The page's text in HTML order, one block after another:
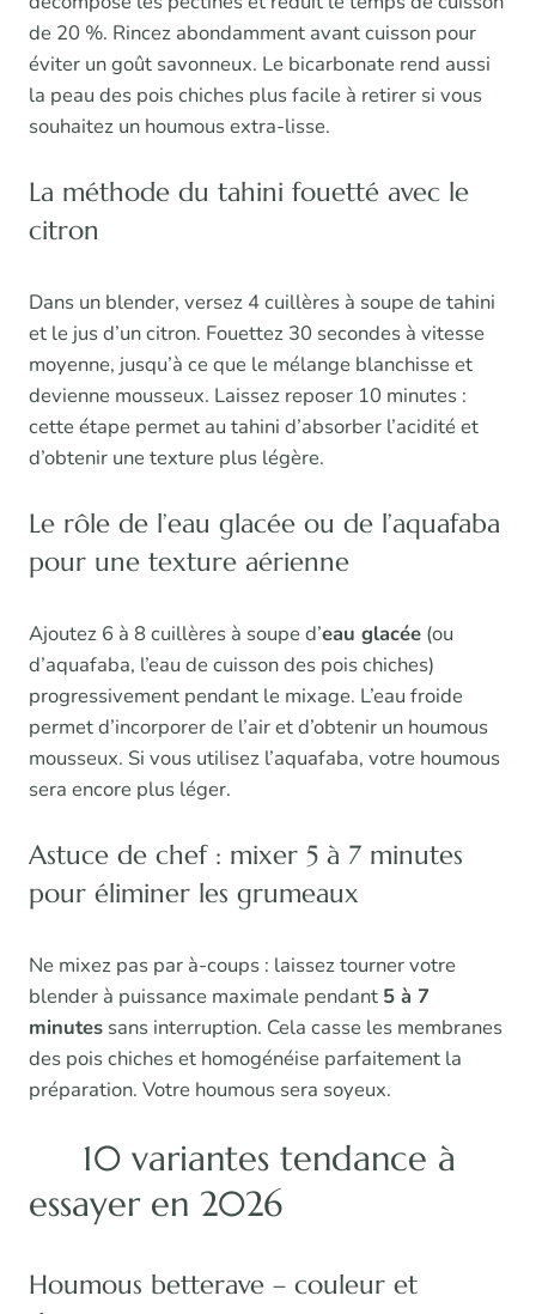
de 20 %. Rincez abondamment avant cuisson pour
éviter un goût savonneux. Le bicarbonate rend aussi
la peau des pois chiches plus facile à retirer si vous
souhaitez un houmous extra-lisse.
La méthode du tahini fouetté avec le
citron
Dans un blender, versez 4 cuillères à soupe de tahini
et le jus d’un citron. Fouettez 30 secondes à vitesse
moyenne, jusqu’à ce que le mélange blanchisse et
devienne mousseux. Laissez reposer 10 minutes :
cette étape permet au tahini d’absorber l’acidité et
d’obtenir une texture plus légère.
Le rôle de l’eau glacée ou de l’aquafaba
pour une texture aérienne
Ajoutez 6 à 8 cuillères à soupe d’eau glacée (ou
d’aquafaba, l’eau de cuisson des pois chiches)
progressivement pendant le mixage. L’eau froide
permet d’incorporer de l’air et d’obtenir un houmous
mousseux. Si vous utilisez l’aquafaba, votre houmous
sera encore plus léger.
Astuce de chef : mixer 5 à 7 minutes
pour éliminer les grumeaux
Ne mixez pas par à-coups : laissez tourner votre
blender à puissance maximale pendant 5 à 7
minutes sans interruption. Cela casse les membranes
des pois chiches et homogénéise parfaitement la
préparation. Votre houmous sera soyeux.
10 variantes tendance à
essayer en 2026
Houmous betterave – couleur et